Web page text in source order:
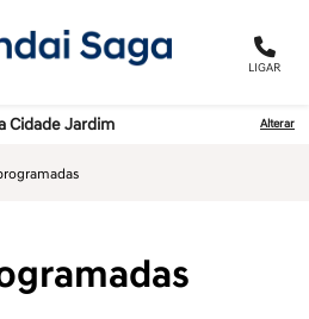
LIGAR
Cidade Jardim Alterar